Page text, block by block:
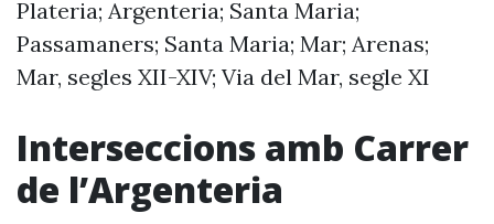
Plateria; Argenteria; Santa Maria;
Passamaners; Santa Maria; Mar; Arenas;
Mar, segles XII-XIV; Via del Mar, segle XI
Interseccions amb Carrer
de l’Argenteria